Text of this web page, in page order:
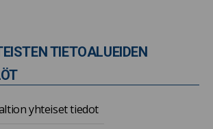
TIETOALUEIDEN
yhteiset tiedot